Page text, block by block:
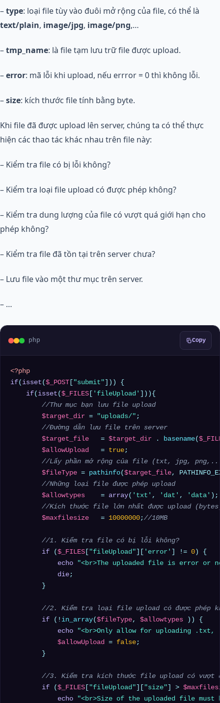
–type: loại file tùy vào đuôi mở rộng của file, có thể là
text/plain, image/jpg, image/png,…
–tmp_name: là file tạm lưu trữ file được upload.
–error: mã lỗi khi upload, nếu errror = 0 thì không lỗi.
–size: kích thước file tính bằng byte.
Khi file đã được upload lên server, chúng ta có thể thực
hiện các thao tác khác nhau trên file này:
– Kiểm tra file có bị lỗi không?
– Kiểm tra loại file upload có được phép không?
– Kiểm tra dung lượng của file có vượt quá giới hạn cho
phép không?
– Kiểm tra file đã tồn tại trên server chưa?
– Lưu file vào một thư mục trên server.
– …
php Copy
<?php
if( isset ( $_POST "submit" ])) {
if( isset ( $_FILES 'fileUpload'
])){
//Thư mục bạn lưu file upload
$target_dir = "uploads/" ;
//Đường dẫn lưu file trên server
$target_file
   =
$target_dir . basename(
$allowUpload
   =
true;
//Lấy phần mở rộng của file (txt, jpg,
$fileType = pathinfo( $target_file,
//Những loại file được phép upload
$allowtypes
    =
array( 'txt' , 'dat' , 'data' );
//Kích thước file lớn nhất được upload
$maxfilesize
   =
10000000;//10MB
//1. Kiểm tra file có bị lỗi không?
if ( $_FILES "fileUpload" 'error' ] != 0 ) {
echo
"<br>The uploaded file is error or
die;
        }
//2. Kiểm tra loại file upload có được phép
if (! in_array( $fileType, $allowtypes )) {
echo
"<br>Only allow for uploading
$allowUpload = false;
        }
//3. Kiểm tra kích thước file upload có vượt
if ( $_FILES "fileUpload" "size" ] >
echo
"<br>Size of the uploaded file